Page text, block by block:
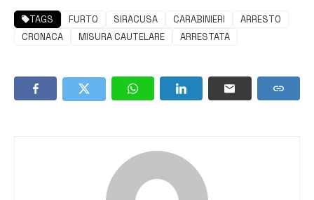
TAGS FURTO SIRACUSA CARABINIERI
ARRESTO
CRONACA
MISURA CAUTELARE ARRESTATA